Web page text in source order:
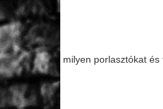
milyen porlasztókat